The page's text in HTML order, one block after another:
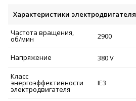
Характеристики электродвигателя
Частота вращения,
об/мин 2900
Напряжение
380 V
Класс
энергоэффективности
электродвигателя
IE3